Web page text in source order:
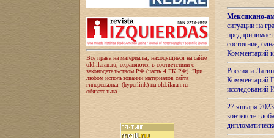
Все права на материалы, находящиеся на сайте
old.ilaran.ru, охраняются в соответствии с
законодательством РФ (часть 4 ГК РФ). При
любом использовании материалов сайта
гиперссылка (hyperlink) на old.ilaran.ru
обязательна.
Мексикано-
ситуации на
состояние,
Комментарий
Россия и
Комментарий
27 января
контексте